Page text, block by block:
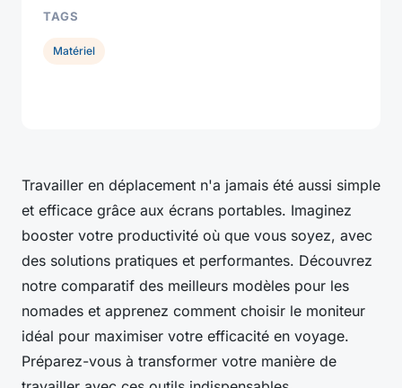
Travailler en déplacement n'a jamais été aussi simple
et efficace grâce aux écrans portables. Imaginez
booster votre productivité où que vous soyez, avec
des solutions pratiques et performantes. Découvrez
notre comparatif des meilleurs modèles pour les
nomades et apprenez comment choisir le moniteur
idéal pour maximiser votre efficacité en voyage.
Préparez-vous à transformer votre manière de
TAGS
Matériel